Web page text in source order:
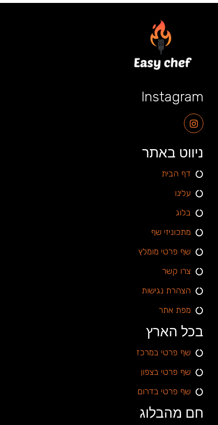
Instagram
ניווט באתר
דף הבית
עלינו
בלוג
מתכוניזי שף
שף פרטי מומלץ
צרו קשר
הצהרת נגישות
מפת אתר
בכל הארץ
שף פרטי במרכז
שף פרטי בצפון
שף פרטי בדרום
חם מהבלוג